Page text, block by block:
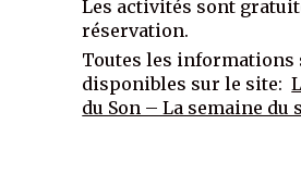
Les activités sont
réservation.
Toutes les informations
disponibles sur le site:
du Son – La semaine du